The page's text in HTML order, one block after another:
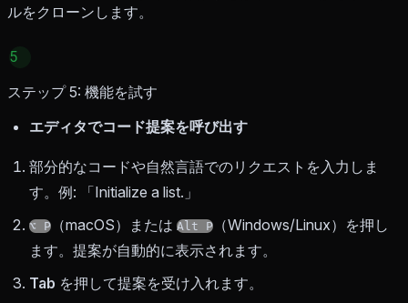
ルをクローンします。
5
ステップ 5: 機能を試す
エディタでコード提案を呼び出す
部分的なコードや自然言語でのリクエストを入力しま
す。例: 「Initialize a list.」
⌥ P （macOS）または Alt P
（Windows/Linux）を押し
ます。提案が自動的に表示されます。
Tab を押して提案を受け入れます。